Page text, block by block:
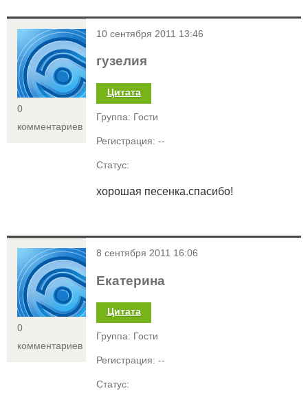
<
0
комментариев
10 сентября 2011 13:46
гузелия
Цитата
Группа: Гости
Регистрация: --
Статус:
хорошая песенка.спасибо!
<
0
комментариев
8 сентября 2011 16:06
Екатерина
Цитата
Группа: Гости
Регистрация: --
Статус: